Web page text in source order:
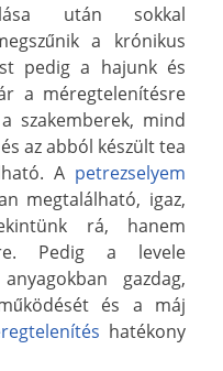
után sokkal
a krónikus
pedig a hajunk és
a méregtelenítésre
szakemberek, mind
az abból készült tea
A petrezselyem
megtalálható, igaz,
rá, hanem
Pedig a levele
gazdag,
és a máj
hatékony